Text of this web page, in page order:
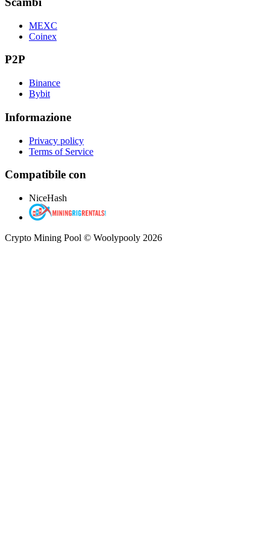
MEXC
Coinex
P2P
Binance
Bybit
Informazione
Privacy policy
Terms of Service
Compatibile con
NiceHash
Crypto Mining Pool © Woolypooly 2026